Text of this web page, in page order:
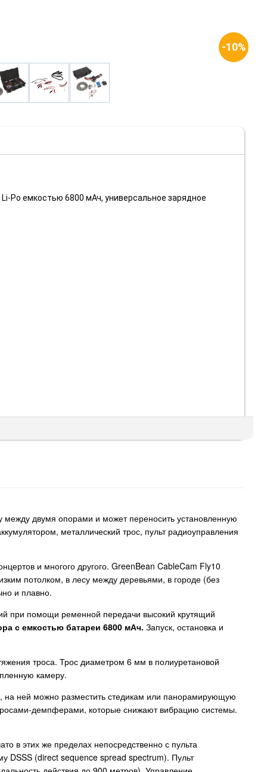
-10%
Po емкостью 6800 мАч, универсальное зарядное
двумя опорами и может переносить установленную
металлический трос, пульт радиоуправления
и многого другого. GreenBean CableCam Fly10
потолком, в лесу между деревьями, в городе (без
и плавно.
при помощи ременной передачи высокий крутящий
с емкостью батареи 6800 мАч. Запуск, остановка и
троса. Трос диаметром 6 мм в полиуретановой
камеру.
ней можно разместить стедикам или панорамирующую
демпферами, которые снижают вибрацию системы.
в этих же пределах непосредственно с пульта
DSSS (direct sequence spread spectrum). Пульт